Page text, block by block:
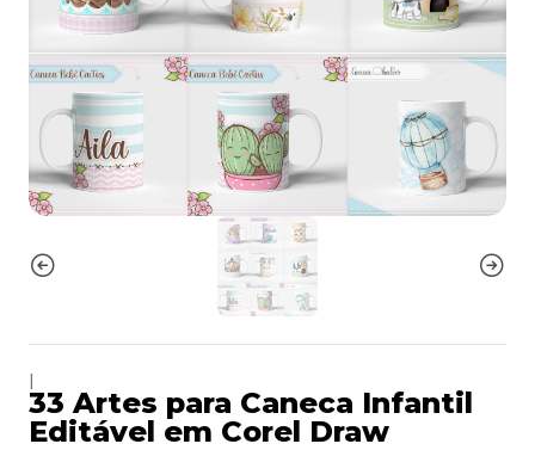
33 Artes para Caneca Infantil
Editável em Corel Draw